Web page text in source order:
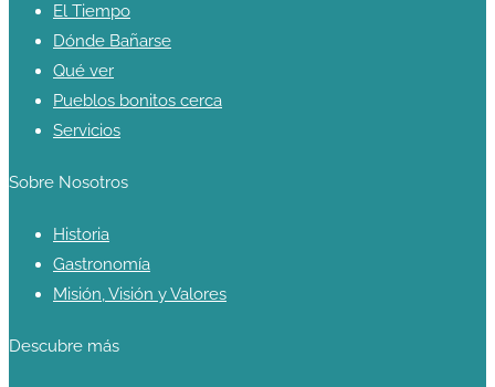
El Tiempo
Dónde Bañarse
Qué ver
Pueblos bonitos cerca
Servicios
Sobre Nosotros
Historia
Gastronomía
Misión, Visión y Valores
Descubre más